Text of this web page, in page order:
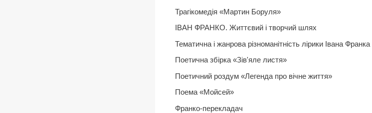
Трагікомедія «Мартин Боруля»
ІВАН ФРАНКО. Життєвий і творчий шлях
Тематична і жанрова різноманітність лірики Івана Франка
Поетична збірка «Зів'яле листя»
Поетичний роздум «Легенда про вічне життя»
Поема «Мойсей»
Франко-перекладач